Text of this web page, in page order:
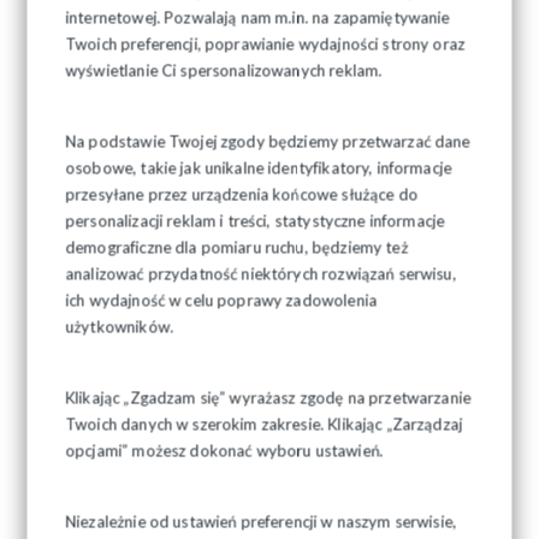
internetowej. Pozwalają nam m.in. na zapamiętywanie
Twoich preferencji, poprawianie wydajności strony oraz
wyświetlanie Ci spersonalizowanych reklam.
Na podstawie Twojej zgody będziemy przetwarzać dane
osobowe, takie jak unikalne identyfikatory, informacje
przesyłane przez urządzenia końcowe służące do
personalizacji reklam i treści, statystyczne informacje
demograficzne dla pomiaru ruchu, będziemy też
analizować przydatność niektórych rozwiązań serwisu,
ich wydajność w celu poprawy zadowolenia
użytkowników.
Klikając „Zgadzam się” wyrażasz zgodę na przetwarzanie
Twoich danych w szerokim zakresie. Klikając „Zarządzaj
opcjami” możesz dokonać wyboru ustawień.
Niezależnie od ustawień preferencji w naszym serwisie,